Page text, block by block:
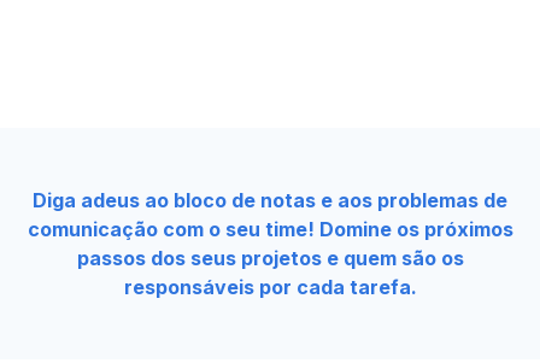
Diga adeus ao bloco de notas e aos problemas de
comunicação com o seu time! Domine os próximos
passos dos seus projetos e quem são os
responsáveis por cada tarefa.